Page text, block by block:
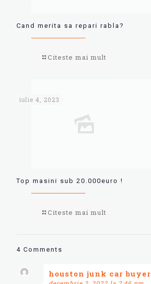
Cand merita sa repari rabla?
Citeste mai mult
iulie 4, 2023
Top masini sub 20.000euro !
Citeste mai mult
4 Comments
houston junk car buyer